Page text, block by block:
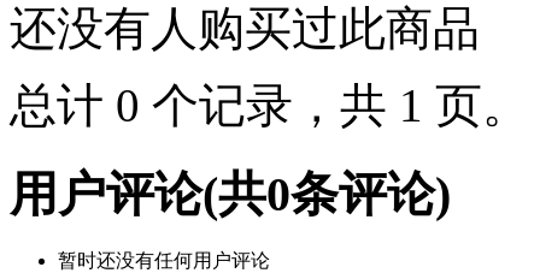
还没有人购买过此商品
总计 0 个记录，共 1 页。
用户评论(共0条评论)
暂时还没有任何用户评论